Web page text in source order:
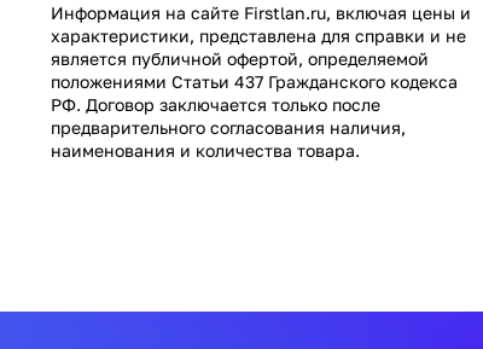
Информация на сайте Firstlan.ru, включая цены и
характеристики, представлена для справки и не
является публичной офертой, определяемой
положениями Статьи 437 Гражданского кодекса
РФ. Договор заключается только после
предварительного согласования наличия,
наименования и количества товара.